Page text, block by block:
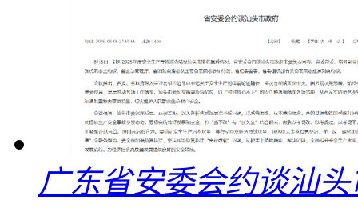
广东省安委会约谈汕